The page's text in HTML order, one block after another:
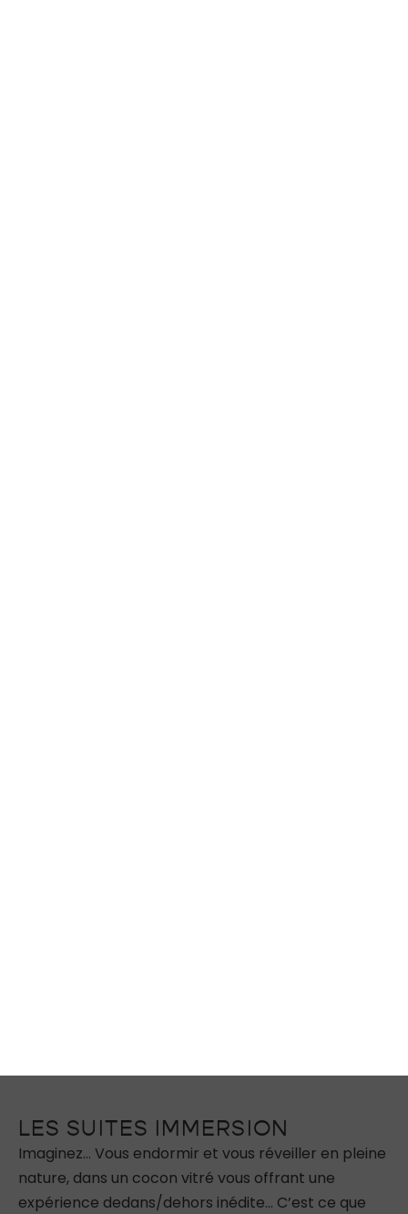
LES SUITES IMMERSION
Imaginez… Vous endormir et vous réveiller en pleine
nature, dans un cocon vitré vous offrant une
expérience dedans/dehors inédite… C’est ce que